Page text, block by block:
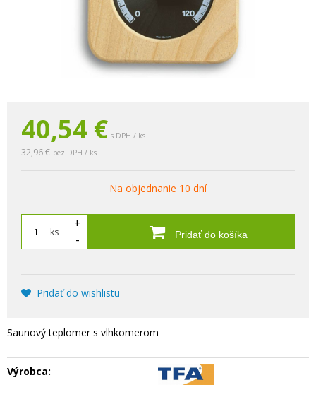
40,54 € s DPH / ks
32,96 € bez DPH / ks
Na objednanie 10 dní
ks
+
-
Pridať do košíka
Pridať do wishlistu
Saunový teplomer s vlhkomerom
Výrobca: